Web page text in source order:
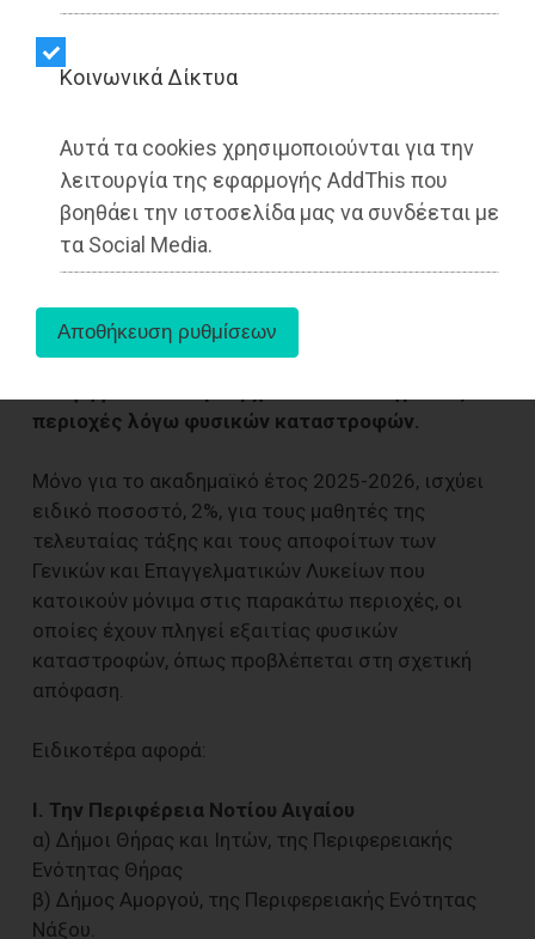
Kοινωνικά Δίκτυα
Αυτά τα cookies χρησιμοποιούνται για την
λειτουργία της εφαρμογής AddThis που
βοηθάει την ιστοσελίδα μας να συνδέεται με
τα Social Media.
Με απόφαση της απόφαση της Υπουργού
Σοφίας Ζαχαράκη, καθορίζεται ειδικό ποσοστό
εισαγωγής στην τριτοβάθμια εκπαίδευση των
περιοχές λόγω φυσικών καταστροφών.
Μόνο για το ακαδημαϊκό έτος 2025-2026, ισχύει
ειδικό ποσοστό, 2%, για τους μαθητές της
τελευταίας τάξης και τους αποφοίτων των
Γενικών και Επαγγελματικών Λυκείων που
κατοικούν μόνιμα στις παρακάτω περιοχές, οι
οποίες έχουν πληγεί εξαιτίας φυσικών
καταστροφών, όπως προβλέπεται στη σχετική
απόφαση.
Ειδικοτέρα αφορά:
Ι. Την Περιφέρεια Νοτίου Αιγαίου
α) Δήμοι Θήρας και Ιητών, της Περιφερειακής
Ενότητας Θήρας
β) Δήμος Αμοργού, της Περιφερειακής Ενότητας
Νάξου.